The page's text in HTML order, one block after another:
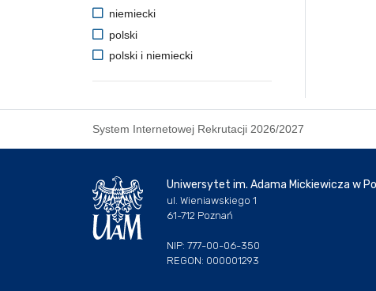
niemiecki
polski
polski i niemiecki
System Internetowej Rekrutacji 2026/2027
Uniwersytet im. Adama Mickiewicza w
ul. Wieniawskiego 1
61-712 Poznań
NIP: 777-00-06-350
REGON: 000001293